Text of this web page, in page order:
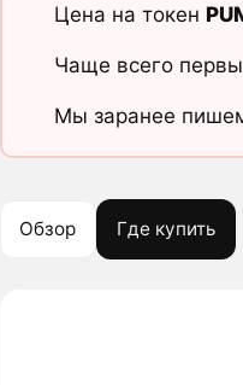
Цена на токен
Чаще всего
Мы заранее
Обзор Где купить